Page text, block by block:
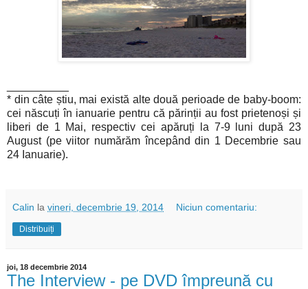
* din câte știu, mai există alte două perioade de baby-boom:
cei născuți în ianuarie pentru că părinții au fost prietenoși și
liberi de 1 Mai, respectiv cei apăruți la 7-9 luni după 23
August (pe viitor numărăm începând din 1 Decembrie sau
24 Ianuarie).
Calin la vineri, decembrie 19, 2014 Niciun comentariu:
Distribuiți
joi, 18 decembrie 2014
The Interview - pe DVD împreună cu